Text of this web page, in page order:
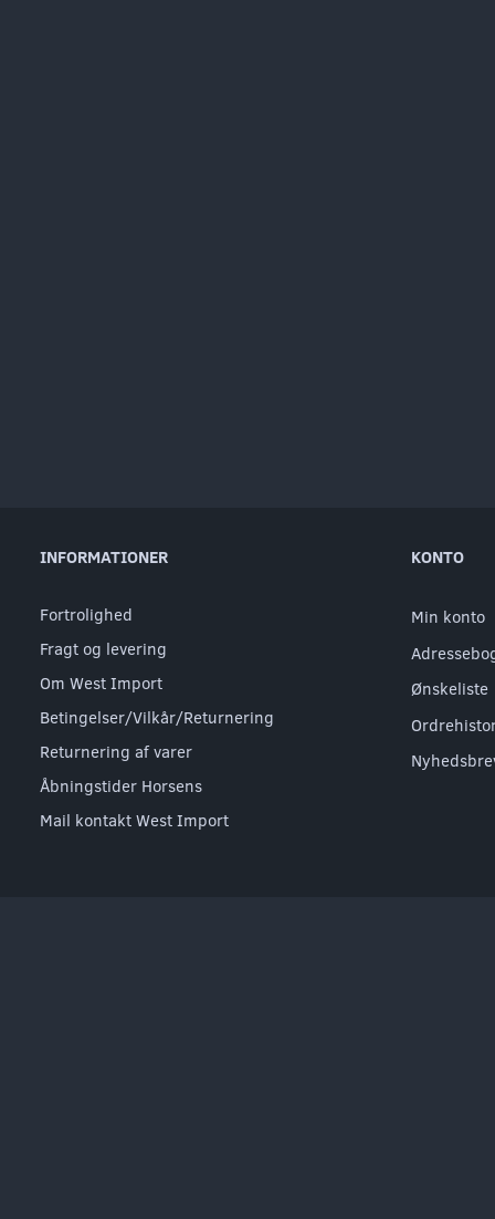
INFORMATIONER
Fortrolighed
Fragt og levering
Om West Import
Betingelser/Vilkår/Returnering
Returnering af varer
Åbningstider Horsens
Mail kontakt West Import
KONTO
Min konto
Ønskeliste